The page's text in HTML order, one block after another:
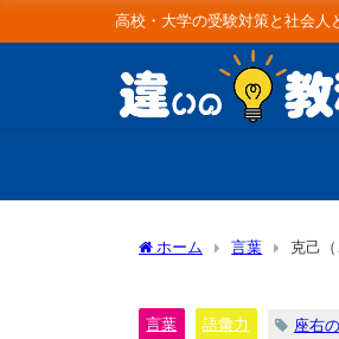
高校・大学の受験対策と社会人
ホーム 言葉 克己（
言葉 語彙力 座右